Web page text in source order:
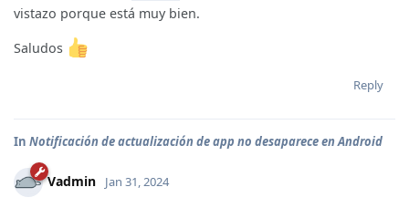
vistazo porque está muy bien.
Saludos
Reply
In Notificación de actualización de app no desaparece en Android
Vadmin Jan 31, 2024